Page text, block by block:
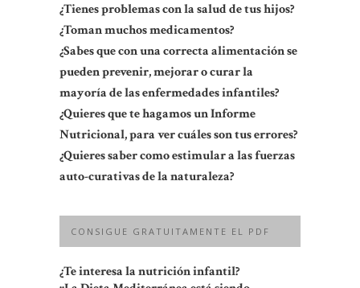
¿Tienes problemas con la salud de tus hijos?
¿Toman muchos medicamentos?
¿Sabes que con una correcta alimentación se
pueden prevenir, mejorar o curar la
mayoría de las enfermedades infantiles?
¿Quieres que te hagamos un Informe
Nutricional, para ver cuáles son tus errores?
¿Quieres saber como estimular a las fuerzas
auto-curativas de la naturaleza?
CONSIGUE GRATUITAMENTE EL PDF
¿Te interesa la nutrición infantil?